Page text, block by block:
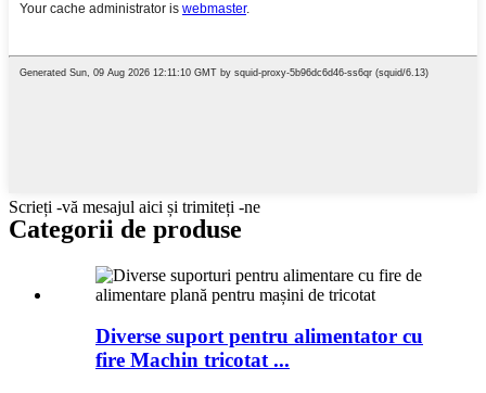
Scrieți -vă mesajul aici și trimiteți -ne
Categorii de produse
Diverse suport pentru alimentator cu
fire Machin tricotat ...